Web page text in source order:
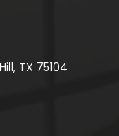
TX 75104